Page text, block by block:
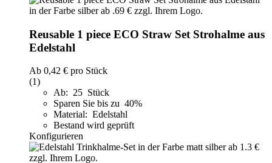
Reusable 1 piece ECO Straw Set Strohalme aus
Edelstahl
Ab 0,42 € pro Stück
(1)
Ab: 25 Stück
Sparen Sie bis zu 40%
Material: Edelstahl
Bestand wird geprüft
Konfigurieren